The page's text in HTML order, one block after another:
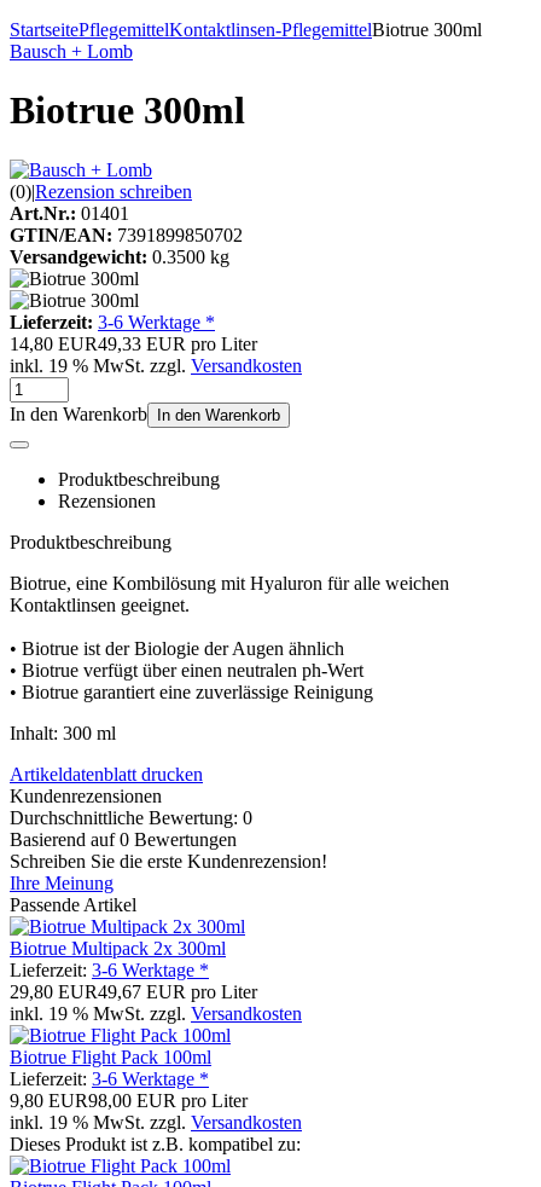
StartseitePflegemittelKontaktlinsen-PflegemittelBiotrue 300ml
Bausch + Lomb
Biotrue 300ml
(0)|Rezension schreiben
Art.Nr.: 01401
GTIN/EAN: 7391899850702
Versandgewicht: 0.3500 kg
Lieferzeit: 3-6 Werktage *
14,80 EUR49,33 EUR pro Liter
inkl. 19 % MwSt. zzgl. Versandkosten
In den Warenkorb In den Warenkorb
Produktbeschreibung
Rezensionen
Produktbeschreibung
Biotrue, eine Kombilösung mit Hyaluron für alle weichen
Kontaktlinsen geeignet.
• Biotrue ist der Biologie der Augen ähnlich
• Biotrue verfügt über einen neutralen ph-Wert
• Biotrue garantiert eine zuverlässige Reinigung
Inhalt: 300 ml
Artikeldatenblatt drucken
Kundenrezensionen
Durchschnittliche Bewertung: 0
Basierend auf 0 Bewertungen
Schreiben Sie die erste Kundenrezension!
Ihre Meinung
Passende Artikel
Biotrue Multipack 2x 300ml
Lieferzeit: 3-6 Werktage *
29,80 EUR49,67 EUR pro Liter
inkl. 19 % MwSt. zzgl. Versandkosten
Biotrue Flight Pack 100ml
Lieferzeit: 3-6 Werktage *
9,80 EUR98,00 EUR pro Liter
inkl. 19 % MwSt. zzgl. Versandkosten
Dieses Produkt ist z.B. kompatibel zu: